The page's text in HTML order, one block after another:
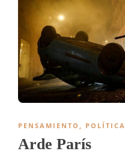
PENSAMIENTO , POLÍTICA
Arde París